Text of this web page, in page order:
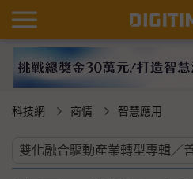
科技網 商情 智慧應用